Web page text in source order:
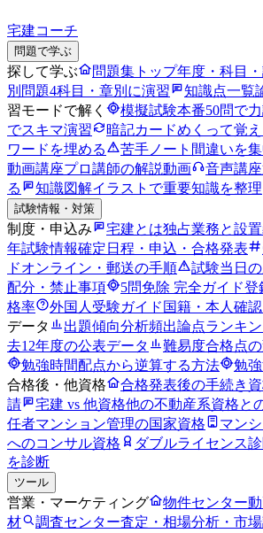
宅建コーチ
問題で学ぶ
探して学ぶ 問題集トップ年度・科目
別問題4科目・章別に演習 知識点一覧
習モードで解く
模擬試験本番50問で
でスキマ演習
暗記カードめくって覚
ワードを埋める
苦手ノート 間違いを
動画講座プロ講師の解説動画 音声講座
る
知識図解イラストで重要知識を整理
試験情報・対策
制度・申込み 宅建とは独占業務と設
年試験情報確定日程・申込・合格発表
ドオンライン・郵送の手順 試験当日
配分・禁止事項
5問免除 完全ガイド登
格率
外国人受験ガイド 国籍・本人確
データ
出題傾向分析頻出論点ランキ
去12年度の公表データ
難易度合格点
勉強時間配点から逆算する方法 勉
合格後・他資格
合格発表後の手続き
請
宅建 vs 他資格他の不動産系資格と
任者マンション管理の国家資格 マン
へのコンサル資格
ダブルライセンス
を診断
ツール
営業・マーケティング 物件センター
材
調査センター査定・相場分析・市